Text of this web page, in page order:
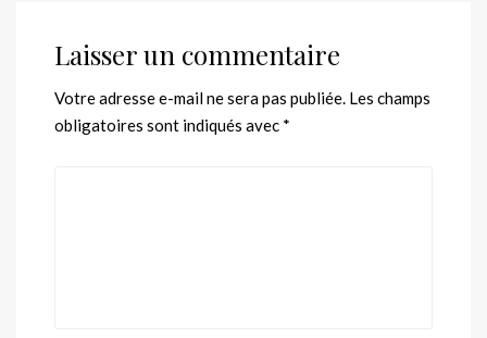
Laisser un commentaire
Votre adresse e-mail ne sera pas publiée. Les champs
obligatoires sont indiqués avec *